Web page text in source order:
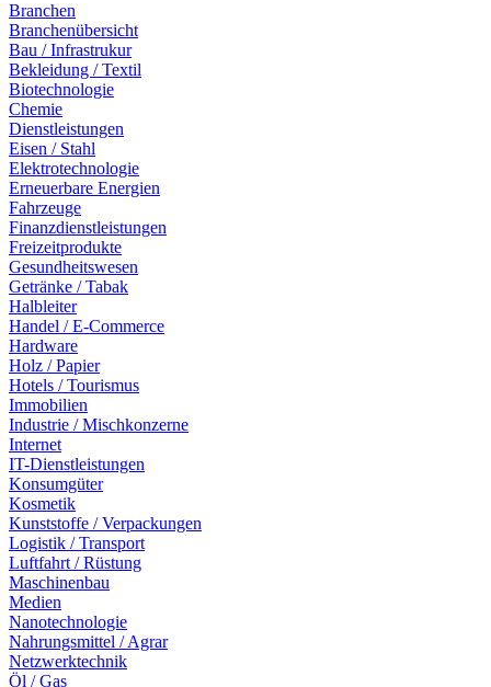
Branchen
Branchenübersicht
Bau / Infrastrukur
Bekleidung / Textil
Biotechnologie
Chemie
Dienstleistungen
Eisen / Stahl
Elektrotechnologie
Erneuerbare Energien
Fahrzeuge
Finanzdienstleistungen
Freizeitprodukte
Gesundheitswesen
Getränke / Tabak
Halbleiter
Handel / E-Commerce
Hardware
Holz / Papier
Hotels / Tourismus
Immobilien
Industrie / Mischkonzerne
Internet
IT-Dienstleistungen
Konsumgüter
Kosmetik
Kunststoffe / Verpackungen
Logistik / Transport
Luftfahrt / Rüstung
Maschinenbau
Medien
Nanotechnologie
Nahrungsmittel / Agrar
Netzwerktechnik
Öl / Gas